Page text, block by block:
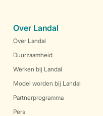
Over Landal
Over Landal
Duurzaamheid
Werken bij Landal
Model worden bij Landal
Partnerprogramma
Pers